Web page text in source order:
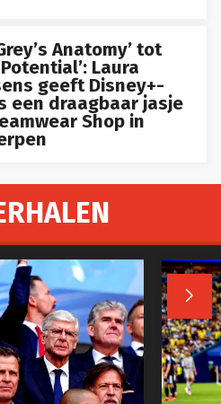
Anatomy’ tot
Potential’: Laura
geeft Disney+-
een draagbaar jasje
Shop in
